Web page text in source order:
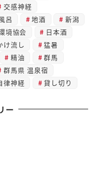
交感神経
呂 地酒
新潟
境協会
日本酒
け流し
猛暑
精油
群馬
群馬県 温泉宿
律神経
貸し切り
ー